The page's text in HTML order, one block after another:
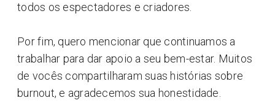
todos os espectadores e criadores.
Por fim, quero mencionar que continuamos a
trabalhar para dar apoio a seu bem-estar. Muitos
de vocês compartilharam suas histórias sobre
burnout, e agradecemos sua honestidade.